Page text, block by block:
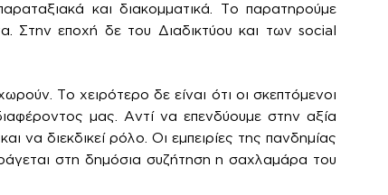
και διακομματικά. Το παρατηρούμε
Στην εποχή δε του Διαδικτύου και των social
Το χειρότερο δε είναι ότι οι σκεπτόμενοι
μας. Αντί να επενδύουμε στην αξία
να διεκδικεί ρόλο. Οι εμπειρίες της πανδημίας
στη δημόσια συζήτηση η σαχλαμάρα του